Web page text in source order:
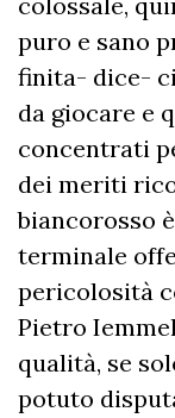
puro e sano
finita- dice-
da giocare e
concentrati
dei meriti
biancorosso
terminale
pericolosità
Pietro
qualità, se
potuto